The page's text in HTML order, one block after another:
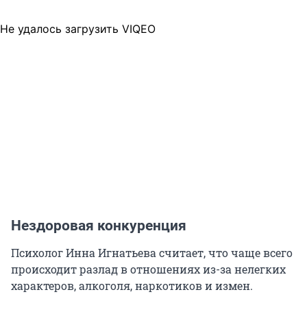
Не удалось загрузить VIQEO
Нездоровая конкуренция
Психолог Инна Игнатьева считает, что чаще всего
происходит разлад в отношениях из-за нелегких
характеров, алкоголя, наркотиков и измен.